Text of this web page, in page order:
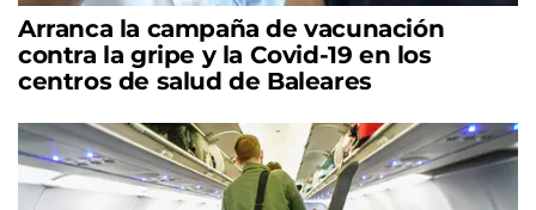
Arranca la campaña de vacunación
contra la gripe y la Covid-19 en los
centros de salud de Baleares